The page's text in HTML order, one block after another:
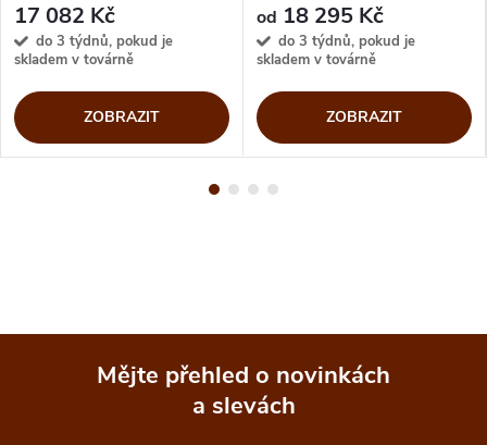
17 082 Kč
do 3 týdnů, pokud je
skladem v továrně
ZOBRAZIT
od 18 295 Kč
do 3 týdnů, pokud je
skladem v továrně
ZOBRAZIT
Mějte přehled o novinkách
a slevách